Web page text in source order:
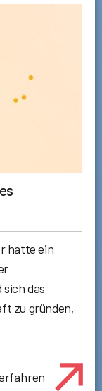
hatte ein
das
zu gründen,